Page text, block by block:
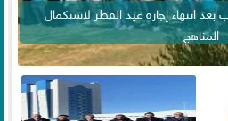
انتهاء إجازة عيد الفطر لاستكمال
المناهج